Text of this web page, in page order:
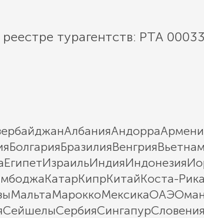
турагентств: РТА
АлбанияАндорра
БолгарияБразилияВенгрияВьетнам
ЕгипетИзраильИндияИндонезия
КатарКипрКитайКоста-Рика
МальтаМароккоМексикаОАЭОман
СейшелыСербияСингапурСловения